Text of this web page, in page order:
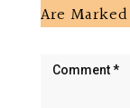
Are Marked